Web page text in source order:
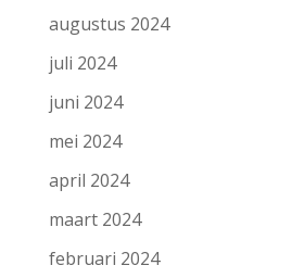
augustus 2024
juli 2024
juni 2024
mei 2024
april 2024
maart 2024
februari 2024